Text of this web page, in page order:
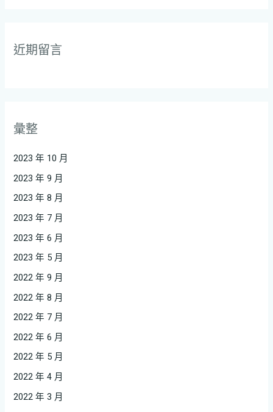
近期留言
彙整
2023 年 10 月
2023 年 9 月
2023 年 8 月
2023 年 7 月
2023 年 6 月
2023 年 5 月
2022 年 9 月
2022 年 8 月
2022 年 7 月
2022 年 6 月
2022 年 5 月
2022 年 4 月
2022 年 3 月